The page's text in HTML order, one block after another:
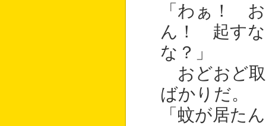
「わぁ！
ん！ 起すな
な？」
おどおど取
ばかりだ。
「蚊が居た